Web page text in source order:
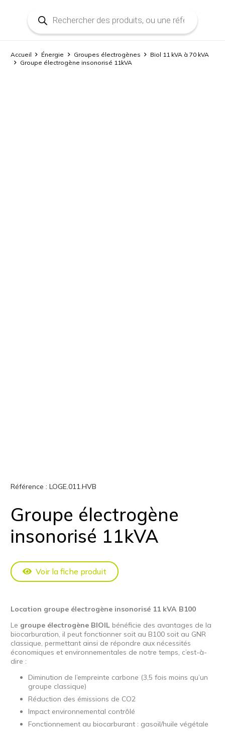
produits
Accueil Énergie Groupes électrogènes
Biol 11 kVA à 70 kVA
Groupe électrogène insonorisé 11kVA
Référence : LOGE.011.HVB
Groupe électrogène
insonorisé 11kVA
Voir la fiche produit
Location groupe électrogène insonorisé 11 kVA B100
Le groupe électrogène BIOIL bénéficie des avantages de la
biocarburation, il peut fonctionner soit au B100 soit au GNR
classique, permettant ainsi de répondre aux nécessités
économiques et environnementales de notre temps, c’est-à-
dire :
Diminution de l’empreinte carbone (3,5 fois moins qu’un
groupe classique)
Réduction des émissions de CO2
Impact environnemental contrôlé
Fonctionnement au biocarburant : gasoil/huile végétale